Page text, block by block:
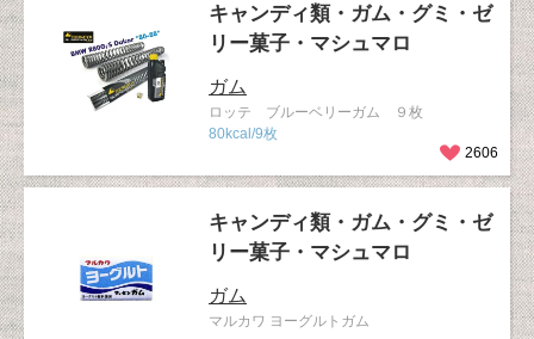
キャンディ類・ガム・グミ・ゼ
リー菓子・マシュマロ
ガム
ロッテ ブルーベリーガム ９枚
80kcal/9枚
2606
キャンディ類・ガム・グミ・ゼ
リー菓子・マシュマロ
ガム
マルカワ ヨーグルトガム